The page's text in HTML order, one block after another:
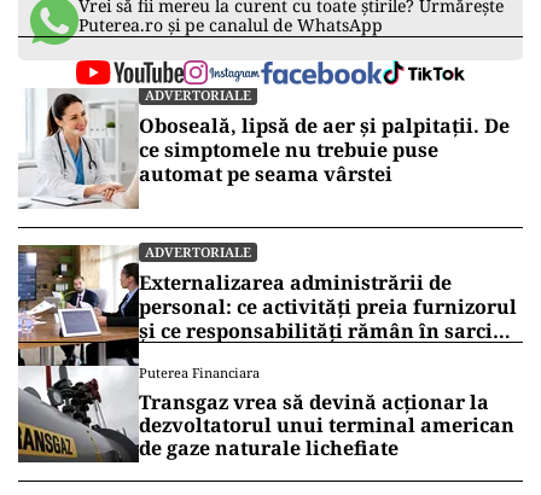
Vrei să fii mereu la curent cu toate știrile? Urmărește
Puterea.ro și pe canalul de WhatsApp
ADVERTORIALE
Oboseală, lipsă de aer și palpitații. De
ce simptomele nu trebuie puse
automat pe seama vârstei
ADVERTORIALE
Externalizarea administrării de
personal: ce activități preia furnizorul
și ce responsabilități rămân în sarcina
Puterea Financiara
Transgaz vrea să devină acționar la
dezvoltatorul unui terminal american
de gaze naturale lichefiate